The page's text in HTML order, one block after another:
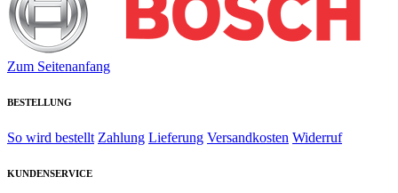
Zum Seitenanfang
BESTELLUNG
So wird bestellt Zahlung Lieferung Versandkosten Widerruf
KUNDENSERVICE